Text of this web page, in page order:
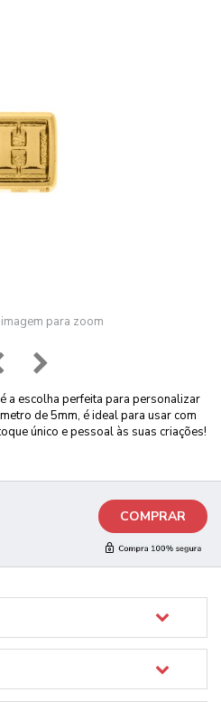
para zoom
a escolha perfeita para personalizar
de 5mm, é ideal para usar com
único e pessoal às suas criações!
COMPRAR